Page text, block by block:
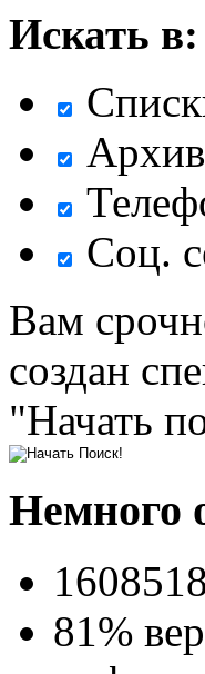
Искать в:
Соц.
Вам
создан
"Начать
Немного
81%